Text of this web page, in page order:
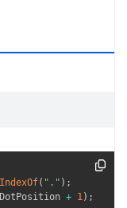
( "." ) ;
+ 1) ;